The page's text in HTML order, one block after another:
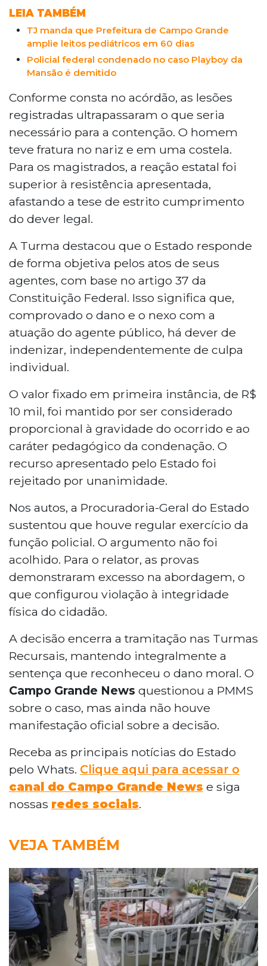
costela da vítima. O recurso apresentado
unanimidade, e a decisão encerra a
tramitação nas Turmas Recursais.
LEIA TAMBÉM
TJ manda que Prefeitura de Campo Grande
amplie leitos pediátricos em 60 dias
Policial federal condenado no caso Playboy da
Mansão é demitido
Conforme consta no acórdão, as lesões
registradas ultrapassaram o que seria
necessário para a contenção. O homem
teve fratura no nariz e em uma costela.
Para os magistrados, a reação estatal foi
superior à resistência apresentada,
afastando a tese de estrito cumprimento
do dever legal.
A Turma destacou que o Estado responde
de forma objetiva pelos atos de seus
agentes, com base no artigo 37 da
Constituição Federal. Isso significa que,
comprovado o dano e o nexo com a
atuação do agente público, há dever de
indenizar, independentemente de culpa
individual.
O valor fixado em primeira instância, de R$
10 mil, foi mantido por ser considerado
proporcional à gravidade do ocorrido e ao
caráter pedagógico da condenação. O
recurso apresentado pelo Estado foi
rejeitado por unanimidade.
Nos autos, a Procuradoria-Geral do Estado
sustentou que houve regular exercício da
função policial. O argumento não foi
acolhido. Para o relator, as provas
demonstraram excesso na abordagem, o
que configurou violação à integridade
física do cidadão.
A decisão encerra a tramitação nas Turmas
Recursais, mantendo integralmente a
sentença que reconheceu o dano moral. O
Campo Grande News questionou a PMMS
sobre o caso, mas ainda não houve
manifestação oficial sobre a decisão.
Receba as principais notícias do Estado
pelo Whats. Clique aqui para acessar o
canal do Campo Grande News e siga
nossas redes sociais.
VEJA TAMBÉM